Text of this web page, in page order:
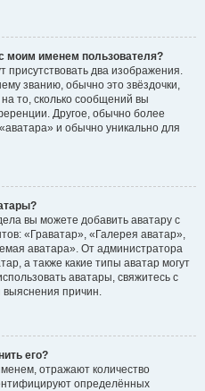
моим именем пользователя?
присутствовать два изображения.
званию, обычно это звёздочки,
то, сколько сообщений вы
Другое, обычно более
и обычно уникально для
вы можете добавить аватару с
«Граватар», «Галерея аватар»,
аватара». От администратора
а также какие типы аватар могут
аватары, свяжитесь с
причин.
его?
отражают количество
определённых